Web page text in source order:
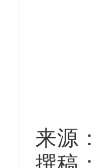
来源 ：